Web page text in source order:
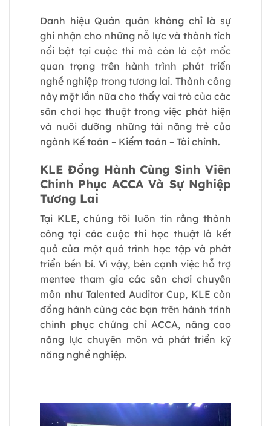
Danh hiệu Quán quân không chỉ là sự
ghi nhận cho những nỗ lực và thành tích
nổi bật tại cuộc thi mà còn là cột mốc
quan trọng trên hành trình phát triển
nghề nghiệp trong tương lai. Thành công
này một lần nữa cho thấy vai trò của các
sân chơi học thuật trong việc phát hiện
và nuôi dưỡng những tài năng trẻ của
ngành Kế toán – Kiểm toán – Tài chính.
KLE Đồng Hành Cùng Sinh Viên
Chinh Phục ACCA Và Sự Nghiệp
Tương Lai
Tại KLE, chúng tôi luôn tin rằng thành
công tại các cuộc thi học thuật là kết
quả của một quá trình học tập và phát
triển bền bỉ. Vì vậy, bên cạnh việc hỗ trợ
mentee tham gia các sân chơi chuyên
môn như Talented Auditor Cup, KLE còn
đồng hành cùng các bạn trên hành trình
chinh phục chứng chỉ ACCA, nâng cao
năng lực chuyên môn và phát triển kỹ
năng nghề nghiệp.